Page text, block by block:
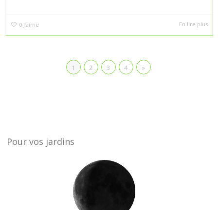
0 J’aime En lire plus
1 2 3 4 »
Pour vos jardins